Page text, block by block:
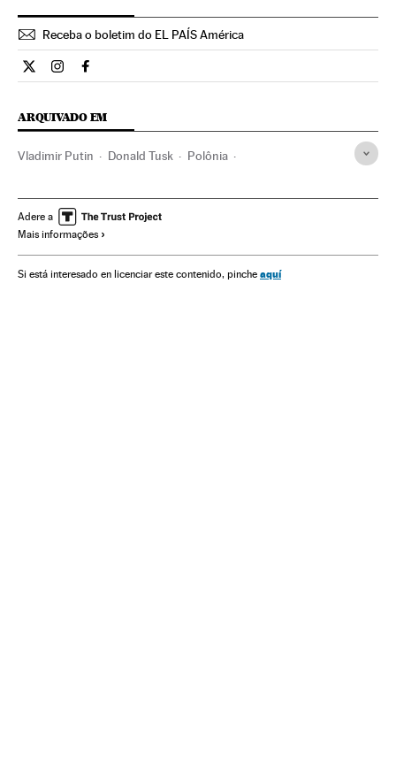
Receba o boletim do EL PAÍS América
Opiniao El País Brasil en Twitter
Opiniao El País Brasil en Instagram
Opiniao El País Brasil en Facebook
ARQUIVADO EM
Vladimir Putin Donald Tusk Polônia
Consejo Europeo União Europeia
Organizações internacionais
Adere a
Mais informações
Si está interesado en licenciar este contenido, pinche aquí